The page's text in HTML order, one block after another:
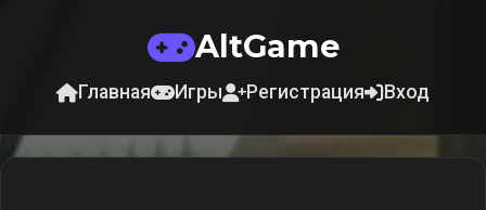
AltGame
Главная Игры Регистрация Вход